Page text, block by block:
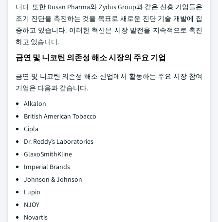
니다. 또한 Rusan Pharma와 Zydus Group과 같은 신흥 기업들은
조기 진단을 촉진하는 것을 목표로 새로운 진단 기술 개발에 집
중하고 있습니다. 이러한 혁신은 시장 발전을 지속적으로 촉진
하고 있습니다.
금연 및 니코틴 의존성 해소 시장의 주요 기업
금연 및 니코틴 의존성 해소 산업에서 활동하는 주요 시장 참여
기업은 다음과 같습니다.
Alkalon
British American Tobacco
Cipla
Dr. Reddy’s Laboratories
GlaxoSmithKline
Imperial Brands
Johnson & Johnson
Lupin
NJOY
Novartis